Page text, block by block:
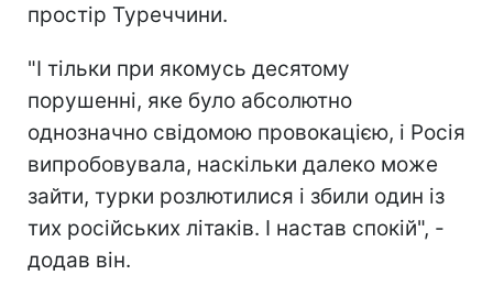
простір Туреччини.
"І тільки при якомусь десятому
порушенні, яке було абсолютно
однозначно свідомою провокацією, і Росія
випробовувала, наскільки далеко може
зайти, турки розлютилися і збили один із
тих російських літаків. І настав спокій", -
додав він.